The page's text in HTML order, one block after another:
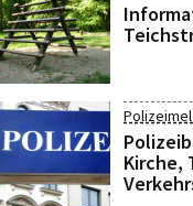
Kirche,